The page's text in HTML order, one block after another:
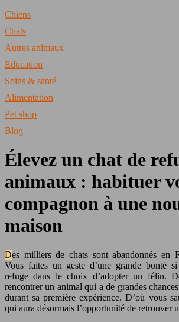
Chiens
Chats
Autres animaux
Education
Soins & santé
Alimentation
Pet shop
Blog
Élevez un chat de
animaux : habituer
compagnon à une
maison
Des milliers de chats sont abandonnés en France chaque année.
Vous faites un geste d’une grande bonté
refuge dans le choix d’adopter un félin.
rencontrer un animal qui a de grandes
durant sa première expérience. D’où vous
qui aura désormais l’opportunité de retrouver